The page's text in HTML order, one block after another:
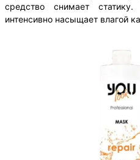
средство снимает
интенсивно насыщает влагой